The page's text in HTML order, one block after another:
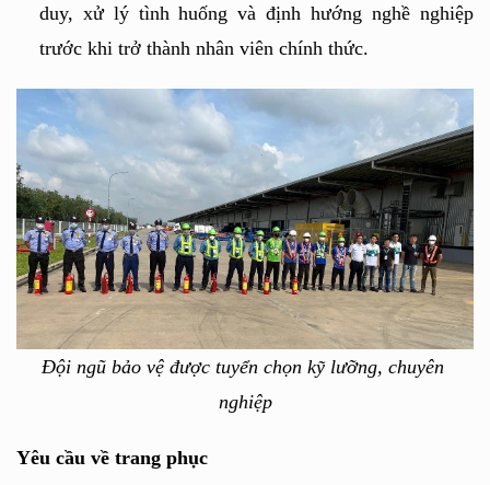
duy, xử lý tình huống và định hướng nghề nghiệp
trước khi trở thành nhân viên chính thức.
Đội ngũ bảo vệ được tuyển chọn kỹ lưỡng, chuyên
nghiệp
Yêu cầu về trang phục